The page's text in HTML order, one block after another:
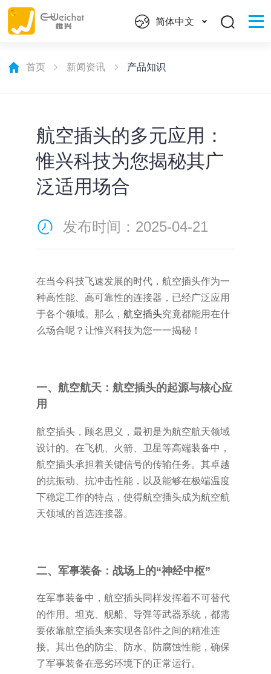
简体中文
首页 新闻资讯 产品知识
航空插头的多元应用：
惟兴科技为您揭秘其广
泛适用场合
发布时间：2025-04-21
在当今科技飞速发展的时代，航空插头作为一
种高性能、高可靠性的连接器，已经广泛应用
于各个领域。那么， 航空插头究竟都能用在什
么场合呢？让惟兴科技为您一一揭秘！
一、航空航天：航空插头的起源与核心应
用
航空插头，顾名思义，最初是为航空航天领域
设计的。在飞机、火箭、卫星等高端装备中，
航空插头承担着关键信号的传输任务。其卓越
的抗振动、抗冲击性能，以及能够在极端温度
下稳定工作的特点，使得航空插头成为航空航
天领域的首选连接器。
二、军事装备：战场上的“神经中枢”
在军事装备中，航空插头同样发挥着不可替代
的作用。坦克、舰船、导弹等武器系统，都需
要依靠航空插头来实现各部件之间的精准连
接。其出色的防尘、防水、防腐蚀性能，确保
了军事装备在恶劣环境下的正常运行。